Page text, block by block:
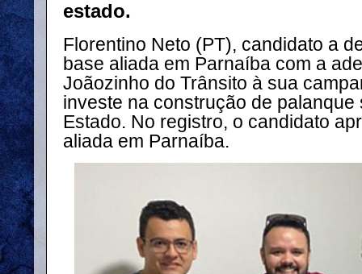
estado.
Florentino Neto (PT), candidato a
base aliada em Parnaíba com a
Joãozinho do Trânsito à sua
investe na construção de
Estado. No registro, o candidato
aliada em Parnaíba.